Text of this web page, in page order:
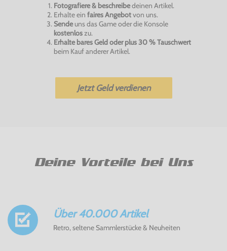
Fotografiere & beschreibedeinen Artikel.
Erhalte ein faires Angebotvon uns.
Sendeuns das Game oder die Konsole
kostenloszu.
Erhalte bares Geld oder plus 30 % Tauschwert
beim Kauf anderer Artikel.
Jetzt Geld verdienen
Deine Vorteile bei Uns
Über 40.000 Artikel
Retro, seltene Sammlerstücke & Neuheiten